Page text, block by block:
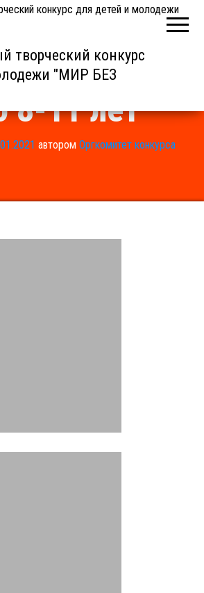
творческий конкурс
"МИР БЕЗ
8-11 лет
автором Оргкомитет конкурса